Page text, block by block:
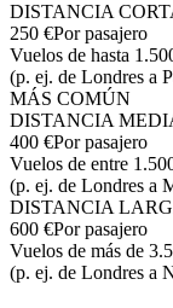
DISTANCIA
250 €Por pasajero
Vuelos de hasta
(p. ej. de Londres a
MÁS COMÚN
DISTANCIA
400 €Por pasajero
Vuelos de entre
(p. ej. de Londres a
DISTANCIA
600 €Por pasajero
Vuelos de más de
(p. ej. de Londres a